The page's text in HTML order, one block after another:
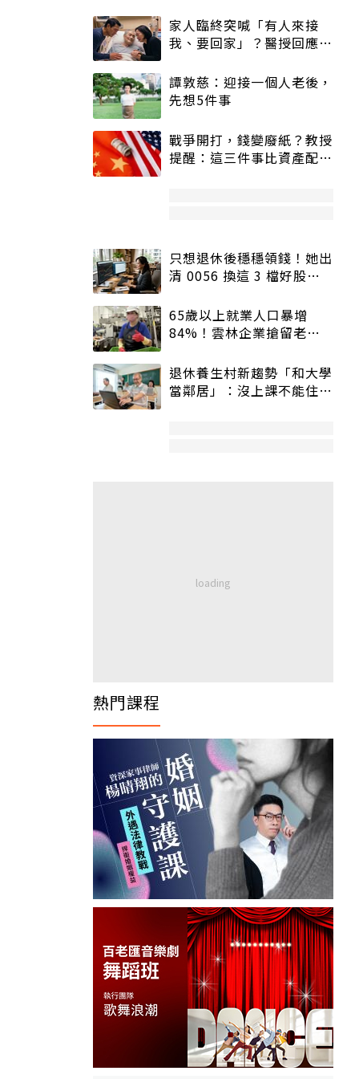
家人臨終突喊「有人來接
我、要回家」？醫授回應方
譚敦慈：迎接一個人老後，
先想5件事
戰爭開打，錢變廢紙？教授
提醒：這三件事比資產配置
只想退休後穩穩領錢！她出
清 0056 換這 3 檔好股：
65歲以上就業人口暴增
84%！雲林企業搶留老員
退休養生村新趨勢「和大學
當鄰居」：沒上課不能住、
熱門課程